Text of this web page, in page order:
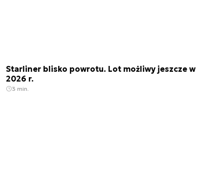
Starliner blisko powrotu. Lot możliwy jeszcze w
2026 r.
3 min.